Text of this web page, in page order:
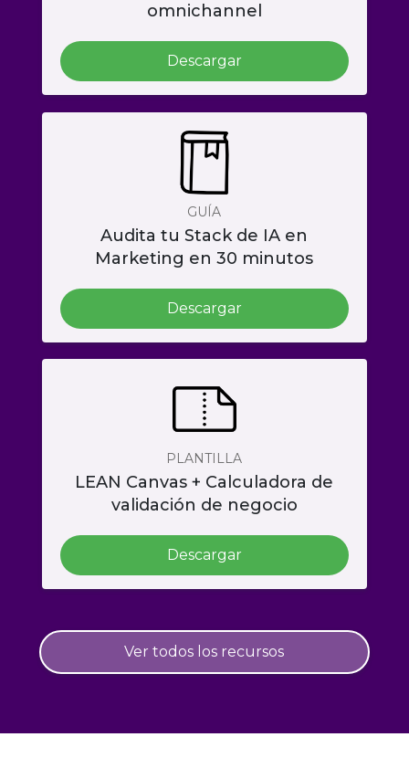
omnichannel
Descargar
GUÍA
Audita tu Stack de IA en
Marketing en 30 minutos
Descargar
PLANTILLA
LEAN Canvas + Calculadora de
validación de negocio
Descargar
Ver todos los recursos